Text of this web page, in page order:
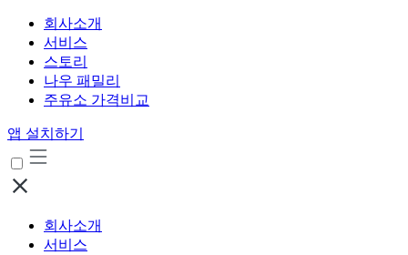
회사소개
서비스
스토리
나우 패밀리
주유소 가격비교
앱 설치하기
회사소개
서비스